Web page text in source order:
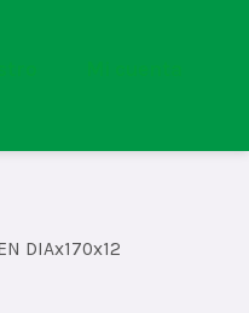
DIAx170x12